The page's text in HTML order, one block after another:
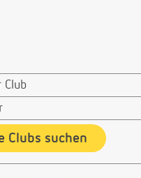
Club
Clubs suchen